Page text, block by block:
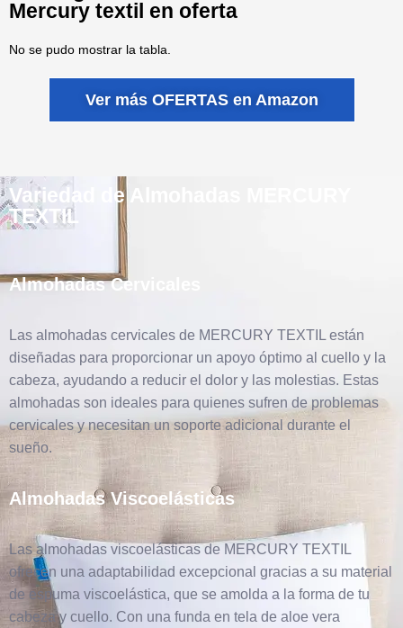
Mercury textil en oferta
No se pudo mostrar la tabla.
Ver más OFERTAS en Amazon
Variedad de Almohadas MERCURY
TEXTIL
Almohadas Cervicales
Las almohadas cervicales de MERCURY TEXTIL están
diseñadas para proporcionar un apoyo óptimo al cuello y la
cabeza, ayudando a reducir el dolor y las molestias. Estas
almohadas son ideales para quienes sufren de problemas
cervicales y necesitan un soporte adicional durante el
sueño.
Almohadas Viscoelásticas
Las almohadas viscoelásticas de MERCURY TEXTIL
ofrecen una adaptabilidad excepcional gracias a su material
de espuma viscoelástica, que se amolda a la forma de tu
cabeza y cuello. Con una funda en tela de aloe vera